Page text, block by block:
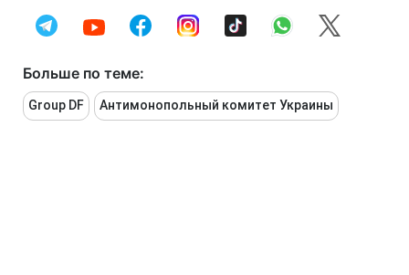
Больше по теме:
Group DF Антимонопольный комитет Украины